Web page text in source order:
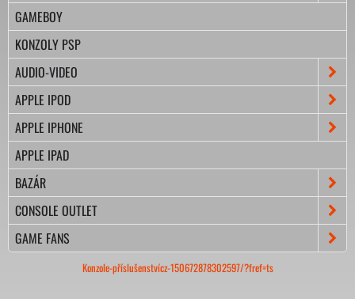
GAMEBOY
KONZOLY PSP
AUDIO-VIDEO
APPLE IPOD
APPLE IPHONE
APPLE IPAD
BAZÁR
CONSOLE OUTLET
GAME FANS
Konzole-příslušenstvícz-150672878302597/?fref=ts